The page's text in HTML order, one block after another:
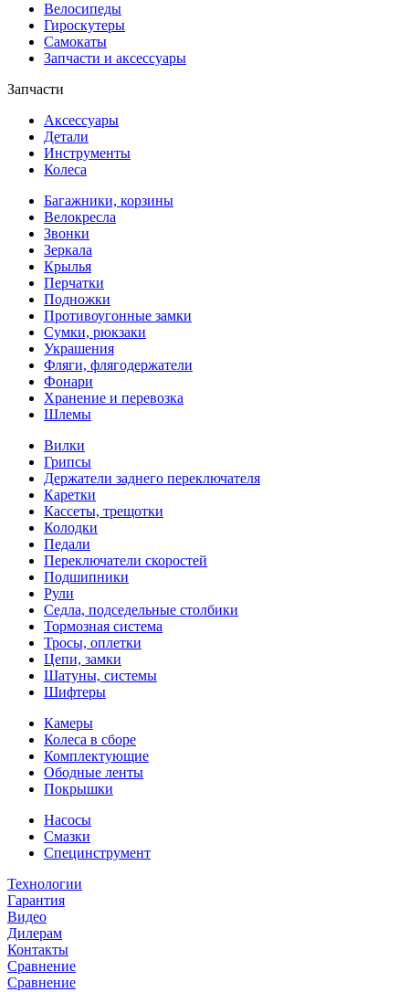
Велосипеды
Гироскутеры
Самокаты
Запчасти и аксессуары
Запчасти
Аксессуары
Детали
Инструменты
Колеса
Багажники, корзины
Велокресла
Звонки
Зеркала
Крылья
Перчатки
Подножки
Противоугонные замки
Сумки, рюкзаки
Украшения
Фляги, флягодержатели
Фонари
Хранение и перевозка
Шлемы
Вилки
Грипсы
Держатели заднего переключателя
Каретки
Кассеты, трещотки
Колодки
Педали
Переключатели скоростей
Подшипники
Рули
Седла, подседельные столбики
Тормозная система
Тросы, оплетки
Цепи, замки
Шатуны, системы
Шифтеры
Камеры
Колеса в сборе
Комплектующие
Ободные ленты
Покрышки
Насосы
Смазки
Специнструмент
Технологии
Гарантия
Видео
Дилерам
Контакты
Сравнение
Сравнение